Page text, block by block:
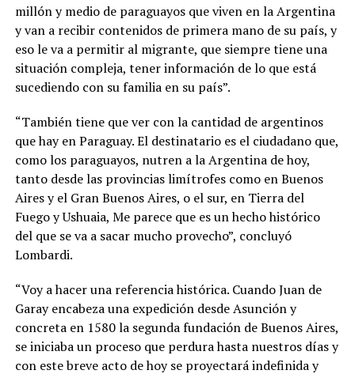
millón y medio de paraguayos que viven en la Argentina
y van a recibir contenidos de primera mano de su país, y
eso le va a permitir al migrante, que siempre tiene una
situación compleja, tener información de lo que está
sucediendo con su familia en su país”.
“También tiene que ver con la cantidad de argentinos
que hay en Paraguay. El destinatario es el ciudadano que,
como los paraguayos, nutren a la Argentina de hoy,
tanto desde las provincias limítrofes como en Buenos
Aires y el Gran Buenos Aires, o el sur, en Tierra del
Fuego y Ushuaia, Me parece que es un hecho histórico
del que se va a sacar mucho provecho”, concluyó
Lombardi.
“Voy a hacer una referencia histórica. Cuando Juan de
Garay encabeza una expedición desde Asunción y
concreta en 1580 la segunda fundación de Buenos Aires,
se iniciaba un proceso que perdura hasta nuestros días y
con este breve acto de hoy se proyectará indefinida y